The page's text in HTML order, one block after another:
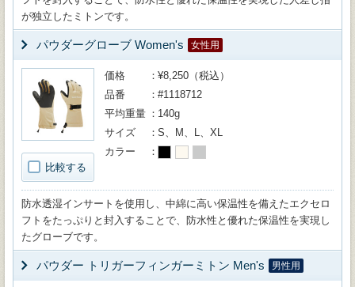
が独立したミトンです。
パウダーグローブ Women's 女性用
比較する
価格
¥8,250（税込）
品番
#1118712
平均重量
140g
サイズ
S、M、L、XL
カラー
防水透湿インサートを使用し、中綿に高い保温性を備えたエクセロ
フトをたっぷりと封入することで、防水性と優れた保温性を実現し
たグローブです。
パウダー トリガーフィンガーミトン Men's 男性用